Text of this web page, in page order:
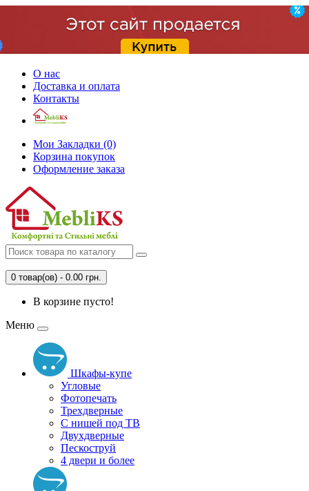
О нас
Доставка и оплата
Контакты
Мои Закладки (0)
Корзина покупок
Оформление заказа
0 товар(ов) - 0.00 грн.
В корзине пусто!
Меню
Шкафы-купе
Угловые
Фотопечать
Трехдверные
С нишей под ТВ
Двухдверные
Пескоструй
4 двери и более